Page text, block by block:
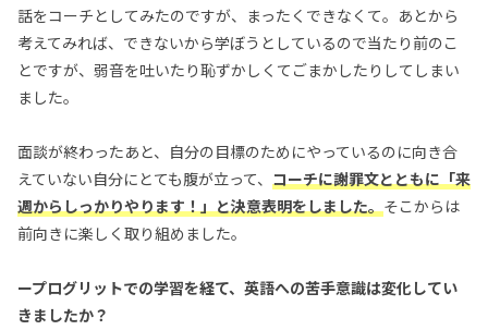
話をコーチとしてみたのですが、まったくできなくて。あとから
考えてみれば、できないから学ぼうとしているので当たり前のこ
とですが、弱音を吐いたり恥ずかしくてごまかしたりしてしまい
ました。
面談が終わったあと、自分の目標のためにやっているのに向き合
えていない自分にとても腹が立って、 コーチに謝罪文とともに「来
週からしっかりやります！」と決意表明をしました。 そこからは
前向きに楽しく取り組めました。
ープログリットでの学習を経て、英語への苦手意識は変化してい
きましたか？